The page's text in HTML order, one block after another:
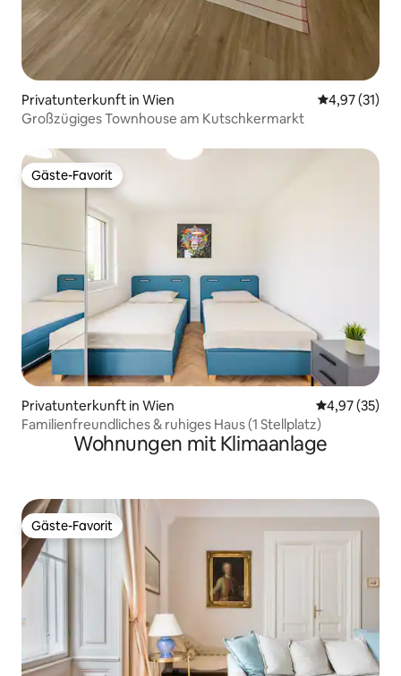
Privatunterkunft in Wien
4,97 (31)
Großzügiges Townhouse am Kutschkermarkt
Gäste-Favorit
Gäste-Favorit
Privatunterkunft in Wien
4,97 (35)
Familienfreundliches & ruhiges Haus (1 Stellplatz)
Wohnungen mit Klimaanlage
Gäste-Favorit
Gäste-Favorit